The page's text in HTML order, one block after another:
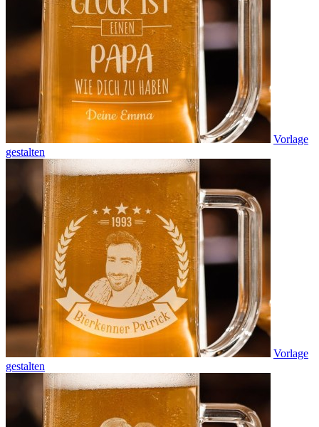
Vorlage
gestalten
Vorlage
gestalten